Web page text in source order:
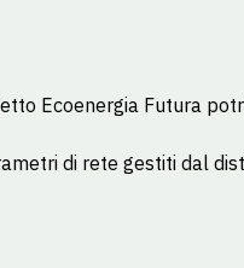
Ecoenergia Futura
di rete gestiti dal